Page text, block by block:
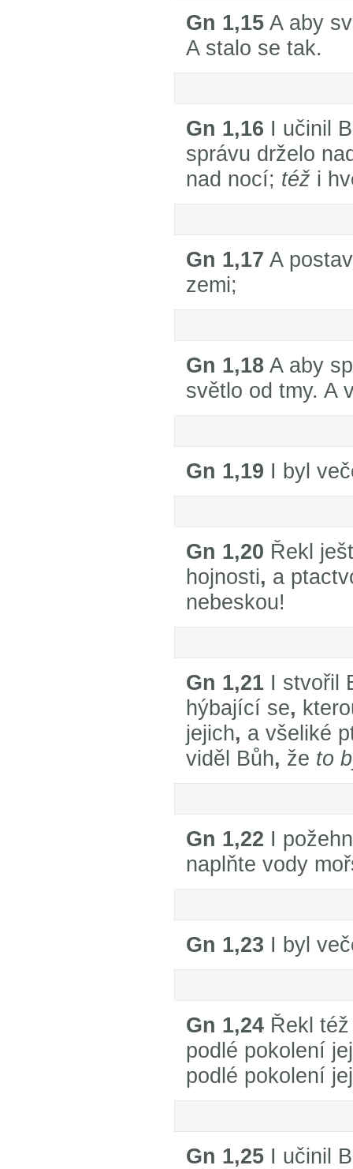
Gn 1,15 A aby
A stalo se tak.
Gn 1,16 I učinil
správu drželo
nad nocí; též i
Gn 1,17 A
zemi;
Gn 1,18 A aby
světlo od tmy. A
Gn 1,19 I byl
Gn 1,20 Řekl
hojnosti, a
nebeskou!
Gn 1,21 I stvořil
hýbající se,
jejich, a všeliké
viděl Bůh, že to
Gn 1,22 I
naplňte vody
Gn 1,23 I byl
Gn 1,24 Řekl
podlé pokolení
podlé pokolení
Gn 1,25 I učinil